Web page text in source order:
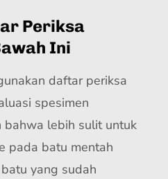
Periksa
Ini
daftar periksa
spesimen
bahwa lebih sulit untuk
pada batu mentah
yang sudah